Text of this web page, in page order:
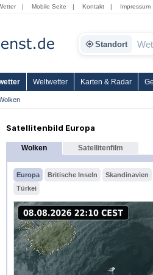
| Mobile Seite | Kontakt | Impressum
Standort
Weltwetter Karten & Radar
Satellitenbild Europa
Wolken Satellitenfilm
Europa Britische Inseln
Skandinavien
Türkei